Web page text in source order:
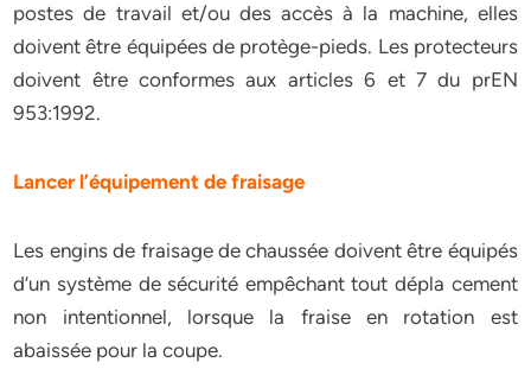
postes de travail et/ou des accès à la machine, elles
doivent être équipées de protège-pieds. Les protecteurs
doivent être conformes aux articles 6 et 7 du prEN
953:1992.
Lancer l’équipement de fraisage
Les engins de fraisage de chaussée doivent être équipés
d’un système de sécurité empêchant tout dépla cement
non intentionnel, lorsque la fraise en rotation est
abaissée pour la coupe.